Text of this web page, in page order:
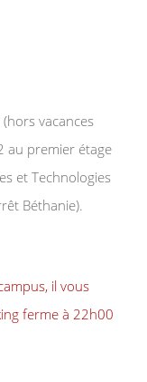
vacances
au premier étage
et Technologies
Béthanie).
il vous
ferme à 22h00